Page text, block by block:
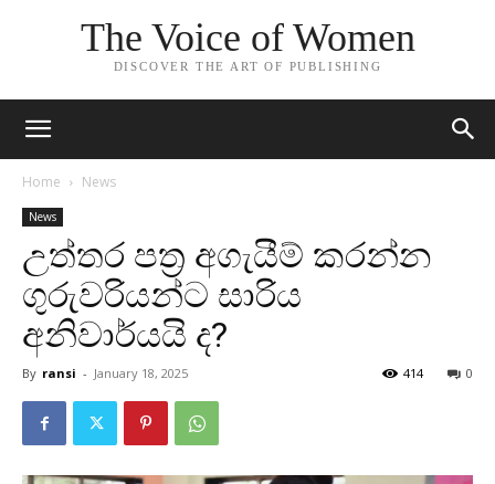
The Voice of Women
DISCOVER THE ART OF PUBLISHING
Home News
News
උත්තර පත්‍ර අගැයීම් කරන්න
ගුරුවරියන්ට සාරිය
අනිවාර්යයි ද?
By ransi - January 18, 2025 0
414